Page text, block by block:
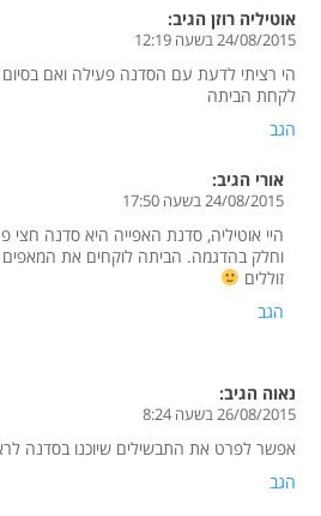
אוטיליה רוזן הגיב:
24/08/2015 בשעה 12:19
הי רציתי לדעת עם הסדנה פעילה ואם
לקחת הביתה
הגב
אורי הגיב:
24/08/2015 בשעה 17:50
היי אוטיליה, סדנת האפייה היא סדנה חצי
וחלק בהדגמה. הביתה לוקחים את
זוללים
הגב
נאוה הגיב:
26/08/2015 בשעה 8:24
אפשר לפרט את התבשילים שיוכנו בסדנה לראש
הגב